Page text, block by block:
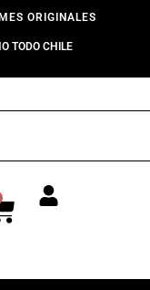
ORIGINALES
TODO CHILE